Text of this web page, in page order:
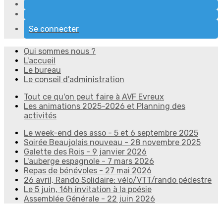
Se connecter
Qui sommes nous ?
L'accueil
Le bureau
Le conseil d'administration
Tout ce qu'on peut faire à AVF Evreux
Les animations 2025-2026 et Planning des
activités
Le week-end des asso - 5 et 6 septembre 2025
Soirée Beaujolais nouveau - 28 novembre 2025
Galette des Rois - 9 janvier 2026
L'auberge espagnole - 7 mars 2026
Repas de bénévoles - 27 mai 2026
26 avril, Rando Solidaire: vélo/VTT/rando pédestre
Le 5 juin, 16h invitation à la poésie
Assemblée Générale - 22 juin 2026